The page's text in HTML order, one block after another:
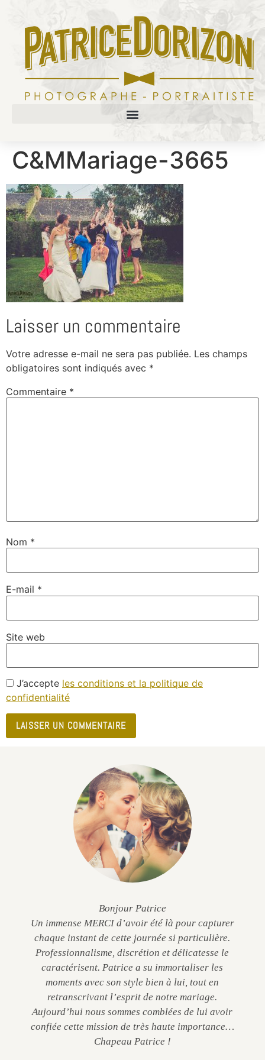
C&MMariage-3665
Laisser un commentaire
Votre adresse e-mail ne sera pas publiée. Les champs
obligatoires sont indiqués avec *
Commentaire *
Nom *
E-mail *
Site web
J’accepte les conditions et la politique de
confidentialité
Bonjour Patrice
Un immense MERCI d’avoir été là pour capturer
chaque instant de cette journée si particulière.
Professionnalisme, discrétion et délicatesse le
caractérisent. Patrice a su immortaliser les
moments avec son style bien à lui, tout en
retranscrivant l’esprit de notre mariage.
Aujourd’hui nous sommes comblées de lui avoir
confiée cette mission de très haute importance…
Chapeau Patrice !